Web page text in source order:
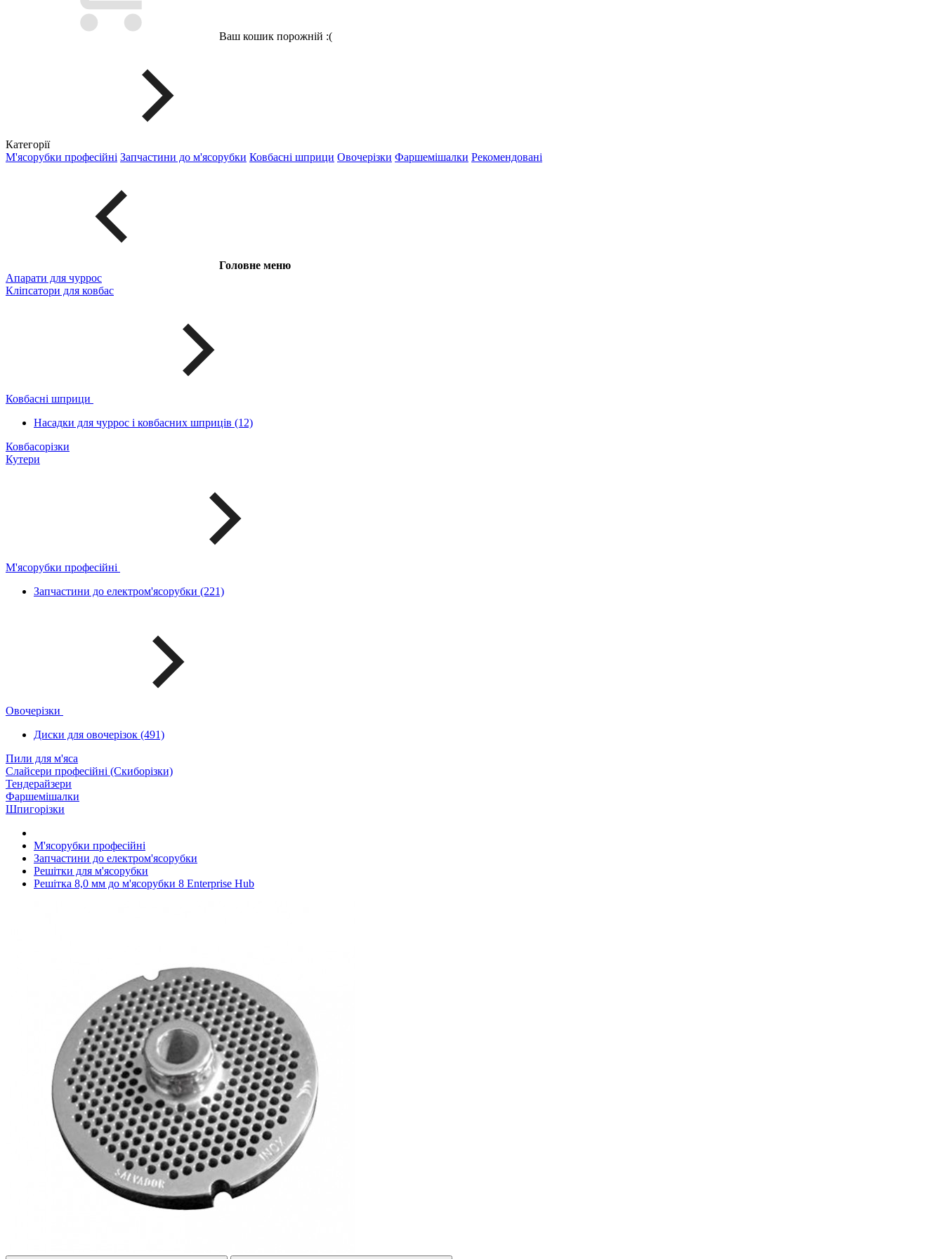
Ваш кошик порожній :(
Категорії
М'ясорубки професійні Запчастини до м'ясорубки Ковбасні шприци Овочерізки Фаршемішалки Рекомендовані
Головне меню
Апарати для чуррос
Кліпсатори для ковбас
Ковбасні шприци
Насадки для чуррос і ковбасних шприців (12)
Ковбасорізки
Кутери
М'ясорубки професійні
Запчастини до електром'ясорубки (221)
Овочерізки
Диски для овочерізок (491)
Пили для м'яса
Слайсери професійні (Скиборізки)
Тендерайзери
Фаршемішалки
Шпигорізки
М'ясорубки професійні
Запчастини до електром'ясорубки
Решітки для м'ясорубки
Решітка 8,0 мм до м'ясорубки 8 Enterprise Hub